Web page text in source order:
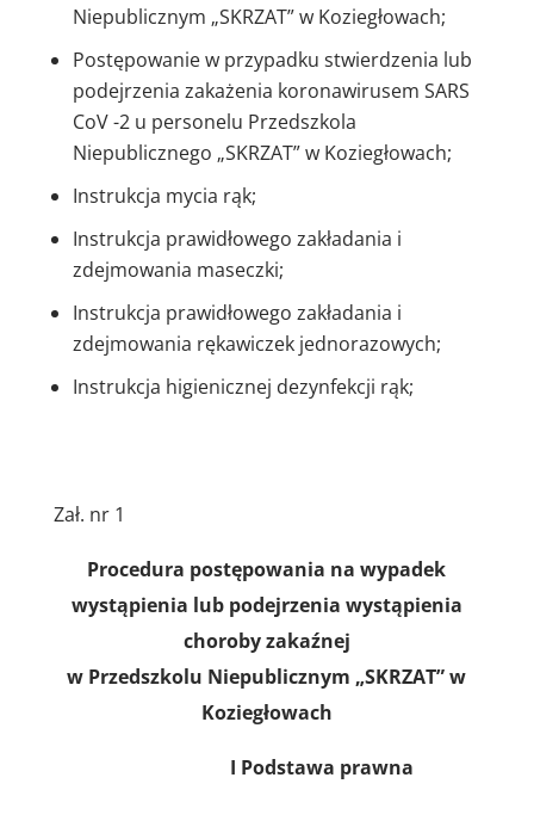
Niepublicznym „SKRZAT” w Koziegłowach;
Postępowanie w przypadku stwierdzenia lub
podejrzenia zakażenia koronawirusem SARS
CoV -2 u personelu Przedszkola
Niepublicznego „SKRZAT” w Koziegłowach;
Instrukcja mycia rąk;
Instrukcja prawidłowego zakładania i
zdejmowania maseczki;
Instrukcja prawidłowego zakładania i
zdejmowania rękawiczek jednorazowych;
Instrukcja higienicznej dezynfekcji rąk;
Zał. nr 1
Procedura postępowania na wypadek
wystąpienia lub podejrzenia wystąpienia
choroby zakaźnej
w Przedszkolu Niepublicznym „SKRZAT” w
Koziegłowach
I Podstawa prawna